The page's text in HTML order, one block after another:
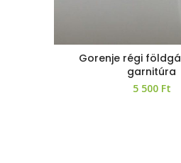
Gorenje régi
garnitúra
5 500 Ft